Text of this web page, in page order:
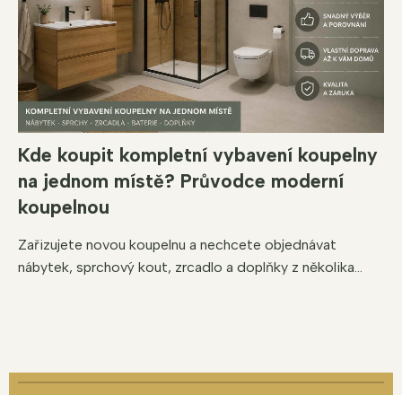
Kde koupit kompletní vybavení koupelny
na jednom místě? Průvodce moderní
koupelnou
Zařizujete novou koupelnu a nechcete objednávat
nábytek, sprchový kout, zrcadlo a doplňky z několika...